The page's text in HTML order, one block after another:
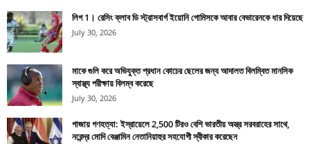
লিগ 1। রেসিং ক্লাব ডি স্ট্রাসবার্গ ইয়োনি গোমিসকে আবার বেভারেনকে ধার দিয়েছে
July 30, 2026
মাকে গুলি করে অভিযুক্ত প্রধান কোচের ছেলের জন্য আদালত বিলম্বিত মানসিক
স্বাস্থ্য পরীক্ষায় বিলম্ব করেছে
July 30, 2026
গাজায় গণহত্যা: ইস্রায়েলে 2,500 টিরও বেশি ভারতীয় অস্ত্র সরবরাহের সাথে,
নরেন্দ্র মোদি বেঞ্জামিন নেতানিয়াহুর সহযোগী স্বীকার করেছেন